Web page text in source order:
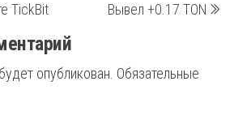
TickBit Вывел +0.17 TON
опубликован. Обязательные